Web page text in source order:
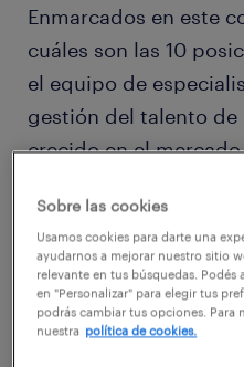
Enmarcados en este
cuáles son las 10
el equipo de
gestión del talento de
crecido en el
1. Marketing Digital
A raíz de la llegada
de las empresas
Sobre las cookies
Usamos cookies para darte una
ayudarnos a mejorar nuestro sitio
relevante en tus búsquedas. Podés
en "Personalizar" para elegir tus
podrás cambiar tus opciones.
nuestra política de cookies.